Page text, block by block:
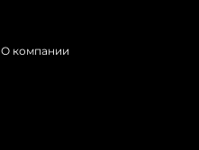
О компании